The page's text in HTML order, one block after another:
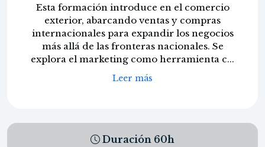
Esta formación introduce en el comercio
exterior, abarcando ventas y compras
internacionales para expandir los negocios
más allá de las fronteras nacionales. Se
explora el marketing como herramienta c...
Leer más
Duración 60h